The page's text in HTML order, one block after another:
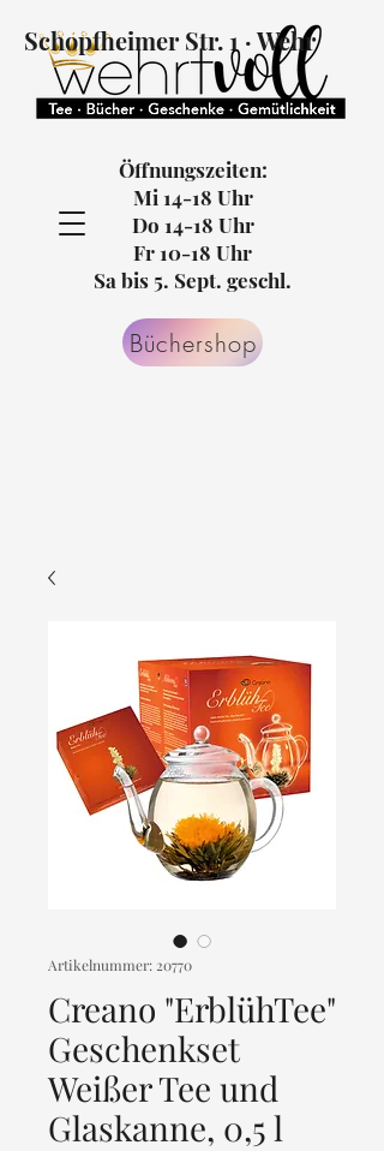
Schopfheimer Str. 1 · Wehr
Öffnungszeiten:
Mi 14-18 Uhr
Do 14-18 Uhr
Fr 10-18 Uhr
Sa bis 5. Sept. geschl.
Büchershop
Artikelnummer: 20770
Creano "ErblühTee"
Geschenkset
Weißer Tee und
Glaskanne, 0,5 l